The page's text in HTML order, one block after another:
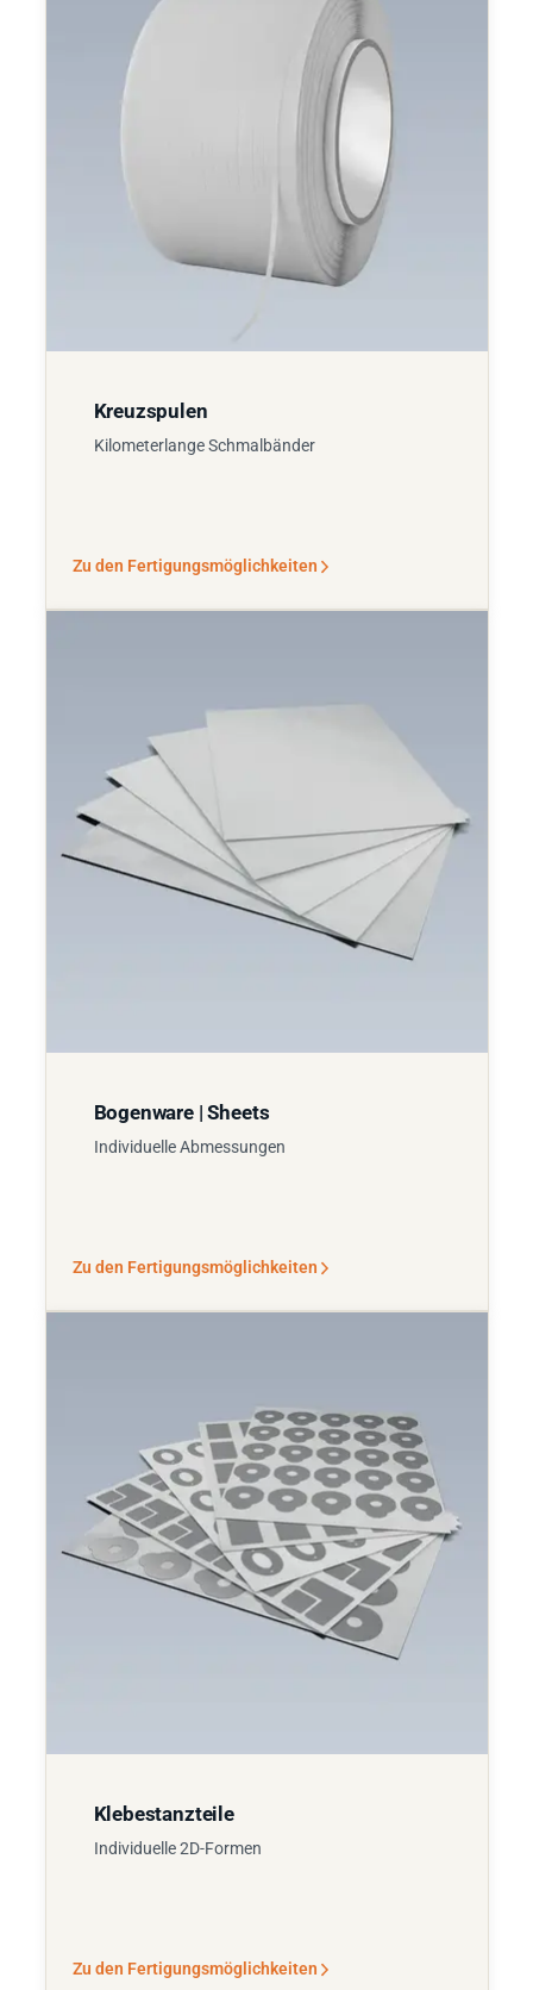
Kreuzspulen
Kilometerlange Schmalbänder
Zu den Fertigungsmöglichkeiten
Bogenware | Sheets
Individuelle Abmessungen
Zu den Fertigungsmöglichkeiten
Klebestanzteile
Individuelle 2D-Formen
Zu den Fertigungsmöglichkeiten